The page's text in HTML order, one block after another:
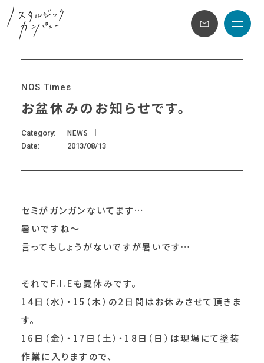
メニ
NOS Times
お盆休みのお知らせです。
Category NEWS
Date 2013/08/13
セミがガンガンないてます…
暑いですね～
言ってもしょうがないですが暑いです…
それでF.I.Eも夏休みです。
14日（水）・15（木）の2日間はお休みさせて頂きま
す。
16日（金）・17日（土）・18日（日）は現場にて塗装
作業に入りますので、